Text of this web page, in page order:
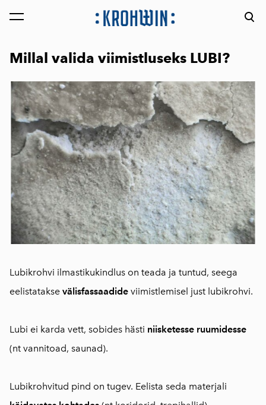
lisati ostukorvi. Vaata ostukorvi
Millal valida viimistluseks LUBI?
Lubikrohvi ilmastikukindlus on teada ja tuntud, seega
eelistatakse välisfassaadide viimistlemisel just lubikrohvi.
Lubi ei karda vett, sobides hästi niisketesse ruumidesse
(nt vannitoad, saunad).
Lubikrohvitud pind on tugev. Eelista seda materjali